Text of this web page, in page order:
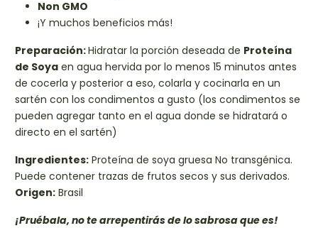
Non GMO
¡Y muchos beneficios más!
Preparación:Hidratar la porción deseada de Proteína
de Soya en agua hervida por lo menos 15 minutos antes
de cocerla y posterior a eso, colarla y cocinarla en un
sartén con los condimentos a gusto (los condimentos se
pueden agregar tanto en el agua donde se hidratará o
directo en el sartén)
Ingredientes: Proteína de soya gruesa No transgénica.
Puede contener trazas de frutos secos y sus derivados.
Origen: Brasil
¡Pruébala, no te arrepentirás de lo sabrosa que es!